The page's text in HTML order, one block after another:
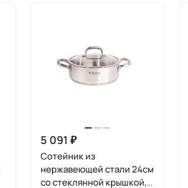
5 091 ₽
Сотейник из
нержавеющей стали 24см
со стеклянной крышкой,